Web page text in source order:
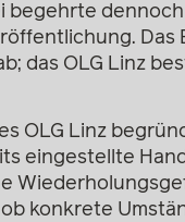
begehrte
Das
das OLG Linz
OLG Linz
eingestellte
konkrete